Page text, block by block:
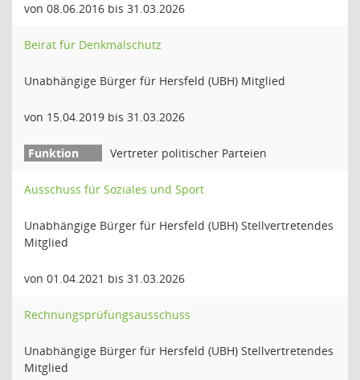
von 08.06.2016 bis 31.03.2026
Beirat für Denkmalschutz
Unabhängige Bürger für Hersfeld (UBH) Mitglied
von 15.04.2019 bis 31.03.2026
Vertreter politischer Parteien
Ausschuss für Soziales und Sport
Unabhängige Bürger für Hersfeld (UBH) Stellvertretendes
Mitglied
von 01.04.2021 bis 31.03.2026
Rechnungsprüfungsausschuss
Unabhängige Bürger für Hersfeld (UBH) Stellvertretendes
Mitglied